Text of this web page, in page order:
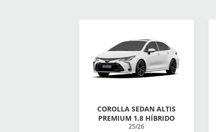
COROLLA SEDAN ALTIS
PREMIUM 1.8 HÍBRIDO
25/26